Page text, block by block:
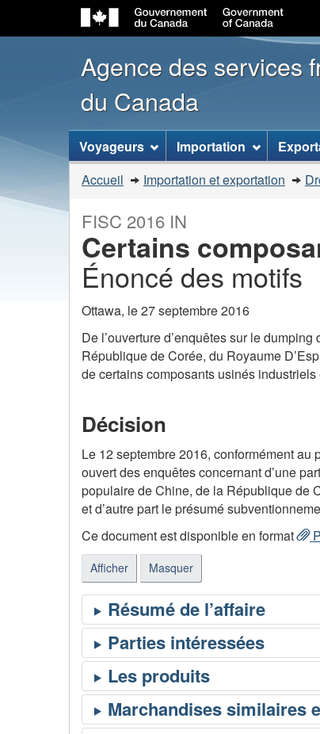
Agence des services
du Canada
Menu
des
sujets
Voyageurs Importation
Vous
êtes
Accueil Importation et exportation
FISC 2016 IN
Certains
Énoncé des motifs
Ottawa, le 27 septembre 2016
De l’ouverture d’enquêtes sur le
République de Corée, du Royaume
de certains composants usinés
Décision
Le 12 septembre 2016, conformément au
ouvert des enquêtes concernant d’une
populaire de Chine, de la République de
et d’autre part le présumé
Ce document est disponible en format
Afficher Masquer